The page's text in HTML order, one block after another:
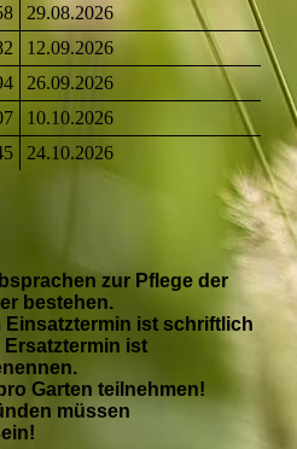
29.08.2026
12.09.2026
26.09.2026
10.10.2026
24.10.2026
zur Pflege der
bestehen.
Einsatztermin ist schriftlich
Ersatztermin ist
Garten teilnehmen!
müssen